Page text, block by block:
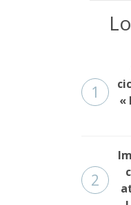
1
«
2